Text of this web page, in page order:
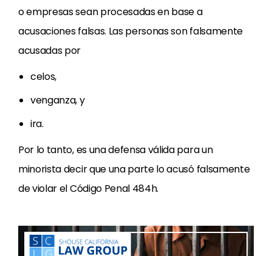
o empresas sean procesadas en base a
acusaciones falsas. Las personas son falsamente
acusadas por
celos,
venganza, y
ira.
Por lo tanto, es una defensa válida para un
minorista decir que una parte lo acusó falsamente
de violar el Código Penal 484h.